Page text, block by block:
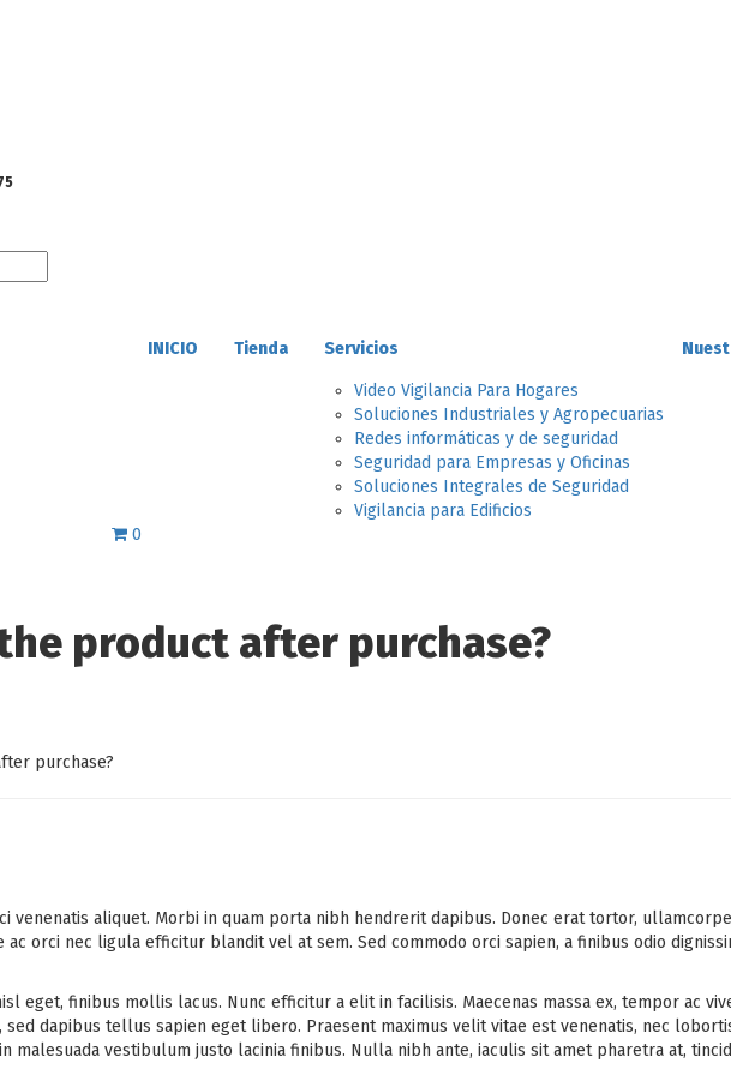
INICIO Tienda Servicios
Video Vigilancia Para Hogares
Soluciones Industriales y Agropecuarias
Redes informáticas y de seguridad
Seguridad para Empresas y Oficinas
Soluciones Integrales de Seguridad
Vigilancia para Edificios
0
product after purchase?
purchase?
venenatis aliquet. Morbi in quam porta nibh hendrerit dapibus. Donec erat tortor,
orci nec ligula efficitur blandit vel at sem. Sed commodo orci sapien, a finibus odio
eget, finibus mollis lacus. Nunc efficitur a elit in facilisis. Maecenas massa ex, tempor ac
dapibus tellus sapien eget libero. Praesent maximus velit vitae est venenatis, nec
malesuada vestibulum justo lacinia finibus. Nulla nibh ante, iaculis sit amet pharetra at,